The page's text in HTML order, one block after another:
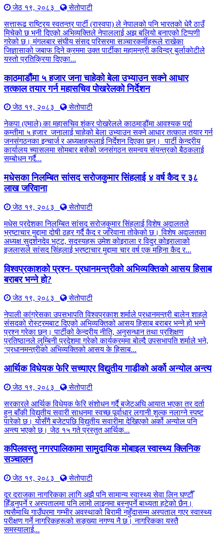
जेठ १९, २०८३
सेतोपाटी
सत्तारूढ राष्ट्रिय स्वतन्त्र पार्टी (रास्वपा) ले नेपालको पनि भारतको धेरै ठाउँ
मिचेको छ भनी दिएको अभिव्यक्तिले नेपाललाई अझ बलियो बनाएको टिप्पणी
गरेको छ। मंगलबार संघीय संसद परिसरमा सञ्चारकर्मीहरूले राखेका
जिज्ञासाको जबाफ दिने क्रममा उक्त पार्टीका महामन्त्री कविन्द्र बुर्लाकोटीले
यस्तो प्रतिक्रिया दिएका...
काठमाडौंमा ५ हजार जना चाहेको बेला उभ्याउन सक्ने आधार
तत्काल तयार गर्न महासचिव पोखरेलको निर्देशन
जेठ १९, २०८३
सेतोपाटी
नेकपा (एमाले) का महासचिव शंकर पोखरेलले काठमाडौंमा आवश्यक पर्दा
कम्तीमा ५ हजार जनालाई चाहेको बेला उभ्याउन सक्ने आधार तत्काल तयार गर्न
जनसंगठनका इन्चार्ज र अध्यक्षहरूलाई निर्देशन दिएका छन्। पार्टी केन्द्रीय
कार्यालय च्यासलमा सोमबार बसेको जनसंगठन समन्वय संयन्त्रको बैठकलाई
सम्बोधन गर्दै...
मधेसका निलम्बित सांसद सरोजकुमार सिंहलाई ४ वर्ष कैद र ३८
लाख जरिवाना
जेठ १९, २०८३
सेतोपाटी
मधेस प्रदेशका निलम्बित सांसद सरोजकुमार सिंहलाई विशेष अदालतले
भ्रष्टाचार मुद्दामा दोषी ठहर गर्दै कैद र जरिवाना तोकेको छ। विशेष अदालतका
अध्यक्ष सुदर्शनदेव भट्ट, सदस्यहरू उमेश कोइराला र विदुर कोइरालाको
इजलासले सांसद सिंहलाई भ्रष्टाचार मुद्दामा चार वर्ष एक महिना कैद र...
विश्वप्रकाशको प्रश्न- प्रधानमन्त्रीको अभिव्यक्तिको आसय हिसाब
बराबर भन्ने हो?
जेठ १९, २०८३
सेतोपाटी
नेपाली कांग्रेसका उपसभापति विश्वप्रकाश शर्माले प्रधानमन्त्री बालेन शाहले
संसदको रोस्ट्रमबाट दिएको अभिव्यक्तिको आसय हिसाब बराबर भन्ने हो भन्ने
प्रश्न गरेका छन्। पार्टीको केन्द्रीय नीति, अनुसन्धान तथा प्रशिक्षण
प्रतिष्ठानले लुम्बिनी प्रदेशमा गरेको कार्यक्रममा बोल्दै उपसभापति शर्माले भने,
‘प्रधानमन्त्रीको अभिव्यक्तिको आसय के हिसाब...
आर्थिक विधेयक फेरि सच्याएर विद्युतीय गाडीको अर्को अन्योल अन्त्य
जेठ १९, २०८३
सेतोपाटी
सरकारले आर्थिक विधेयक फेरि संशोधन गर्दै बजेटअघि आयात भएका तर दर्ता
हुन बाँकी विद्युतीय सवारी साधनमा स्वच्छ पूर्वाधार लगानी शुल्क नलाग्ने स्पष्ट
पारेको छ। योसँगै बजेटपछि विद्युतीय सवारीमा देखिएको अर्को अन्योल पनि
अन्त्य भएको छ। जेठ १५ गते प्रस्तुत आर्थिक...
कपिलवस्तु नगरपालिकामा सामुदायिक मोबाइल स्वास्थ्य क्लिनिक
सञ्चालन
जेठ १९, २०८३
सेतोपाटी
दूर दराजका नागरिकका लागि अझै पनि सामान्य स्वास्थ्य सेवा लिन घण्टौँ
हिँड्नुपर्ने र अस्पतालमा पनि लामो लाइनमा बस्नुपर्ने बाध्यता हटेको छैन।
त्यसैमाथि गाउँघरमा गम्भीर अवस्थाको बिरामी नहुँदासम्म अस्पताल गएर स्वास्थ्य
परीक्षण गर्ने नागरिकहरूको सङ्ख्या नगण्य नै छ। नागरिकका यस्तै
समस्यालाई...